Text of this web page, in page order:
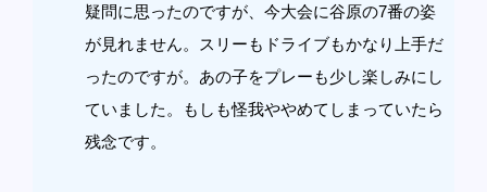
疑問に思ったのですが、今大会に谷原の7番の姿
が見れません。スリーもドライブもかなり上手だ
ったのですが。あの子をプレーも少し楽しみにし
ていました。もしも怪我ややめてしまっていたら
残念です。